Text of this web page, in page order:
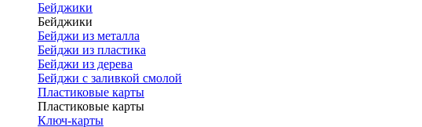
Бейджики
Бейджики
Бейджи из металла
Бейджи из пластика
Бейджи из дерева
Бейджи с заливкой смолой
Пластиковые карты
Пластиковые карты
Ключ-карты